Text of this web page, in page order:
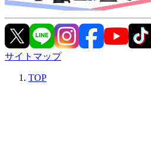
サイトマップ
TOP